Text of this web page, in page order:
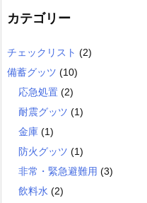
カテゴリー
チェックリスト (2)
備蓄グッツ (10)
応急処置 (2)
耐震グッツ (1)
金庫 (1)
防火グッツ (1)
非常・緊急避難用 (3)
飲料水 (2)